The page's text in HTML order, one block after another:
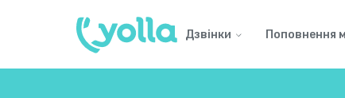
Дзвінки Поповнення